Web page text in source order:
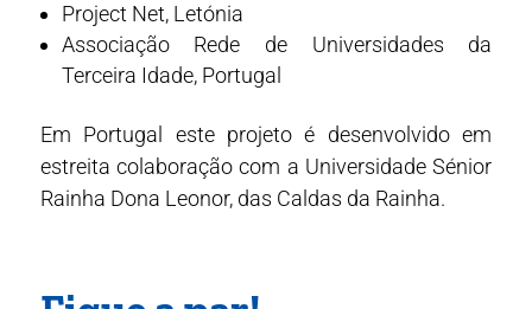
Project Net, Letónia
Associação Rede de Universidades da
Terceira Idade, Portugal
Em Portugal este projeto é desenvolvido em
estreita colaboração com a Universidade Sénior
Rainha Dona Leonor, das Caldas da Rainha.